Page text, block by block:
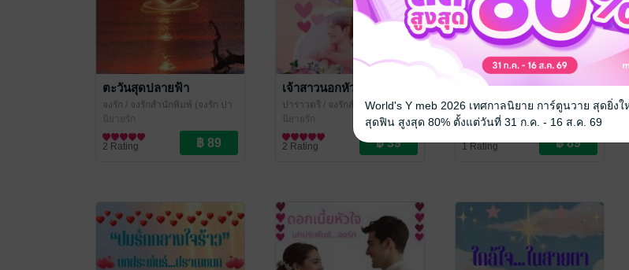
ตะวันสุดปลายฟ้า
จงรัก / จงรักสำนักพิมพ์ (จงรัก ปา
ราวตรี หยาดน้ำค้าง ปราณชนก)
นิยายรัก
2 Rating
เจ้าสาวนอกหัวใจ
ปาราวตรี / จงรักสำนักพิมพ์ (จงรัก
ปาราวตรี หยาดน้ำค้าง ปราณ
ชนก)
นิยายรัก
2 Rating
คู่กิ๊ก...พริกมะขาม
ปาราวตรี/ จงรักสำนักพิมพ์ (จงรัก
ปาราวตรี หยาดน้ำค้าง ปราณ
นิยายรัก
1 Rating
World's Y meb 2026 เทศกาลนิยาย การ์ตูนวาย สุดยิ่ง
สุดฟิน สูงสุด 80% ตั้งแต่วันที่ 31 ก.ค. - 16 ส.ค. 69